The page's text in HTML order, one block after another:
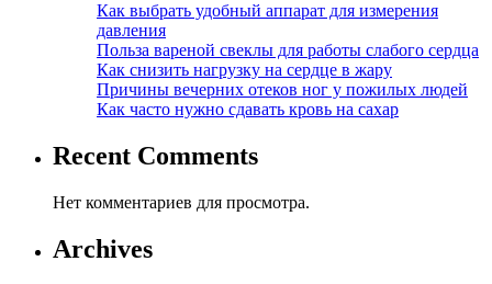
Как выбрать удобный аппарат для измерения
давления
Польза вареной свеклы для работы слабого сердца
Как снизить нагрузку на сердце в жару
Причины вечерних отеков ног у пожилых людей
Как часто нужно сдавать кровь на сахар
Recent Comments
Нет комментариев для просмотра.
Archives